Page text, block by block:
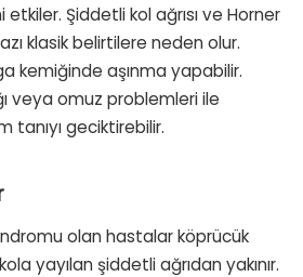
Şiddetli kol ağrısı ve Horner
klasik belirtilere neden olur.
kemiğinde aşınma yapabilir.
veya omuz problemleri ile
tanıyı geciktirebilir.
olan hastalar köprücük
yayılan şiddetli ağrıdan yakınır.